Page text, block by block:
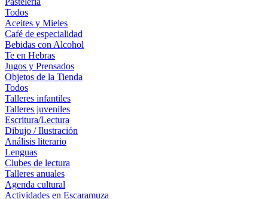
Todos
Aceites y Mieles
Café de especialidad
Bebidas con Alcohol
Te en Hebras
Jugos y Prensados
Objetos de la Tienda
Todos
Talleres infantiles
Talleres juveniles
Escritura/Lectura
Dibujo / Ilustración
Análisis literario
Lenguas
Clubes de lectura
Talleres anuales
Agenda cultural
Actividades en Escaramuza